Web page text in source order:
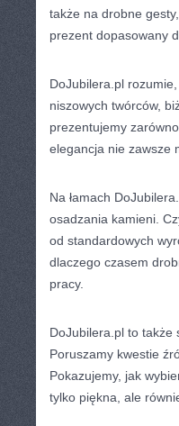
także na drobne
prezent dopasowany
DoJubilera.pl
niszowych twórców,
prezentujemy
elegancja nie zawsze
Na łamach
osadzania kamieni.
od standardowych
dlaczego czasem
pracy.
DoJubilera.pl to także
Poruszamy kwestie
Pokazujemy, jak
tylko piękna, ale